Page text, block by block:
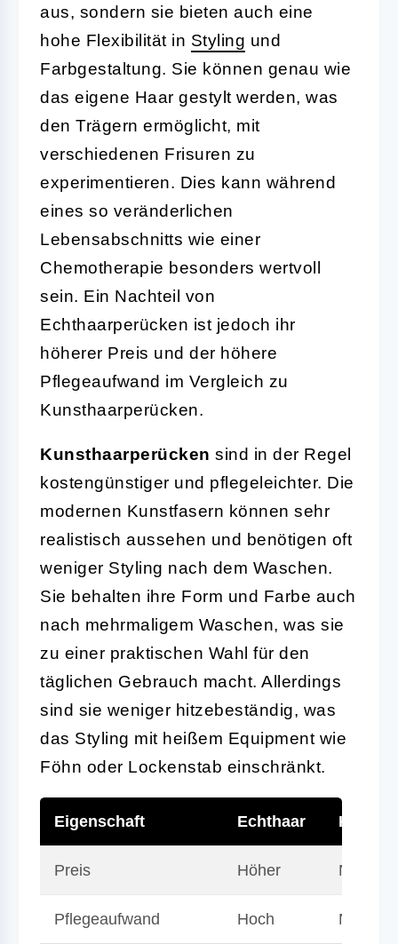
aus, sondern sie bieten auch eine
hohe Flexibilität in Styling und
Farbgestaltung. Sie können genau wie
das eigene Haar gestylt werden, was
den Trägern ermöglicht, mit
verschiedenen Frisuren zu
experimentieren. Dies kann während
eines so veränderlichen
Lebensabschnitts wie einer
Chemotherapie besonders wertvoll
sein. Ein Nachteil von
Echthaarperücken ist jedoch ihr
höherer Preis und der höhere
Pflegeaufwand im Vergleich zu
Kunsthaarperücken.
Kunsthaarperücken sind in der Regel
kostengünstiger und pflegeleichter. Die
modernen Kunstfasern können sehr
realistisch aussehen und benötigen oft
weniger Styling nach dem Waschen.
Sie behalten ihre Form und Farbe auch
nach mehrmaligem Waschen, was sie
zu einer praktischen Wahl für den
täglichen Gebrauch macht. Allerdings
sind sie weniger hitzebeständig, was
das Styling mit heißem Equipment wie
Föhn oder Lockenstab einschränkt.
Eigenschaft Echthaar
Preis Höher
Pflegeaufwand Hoch Niedrig